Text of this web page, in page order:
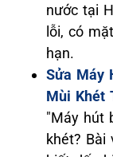
nước tại
lỗi, có
hạn.
Sửa Máy
Mùi Khét
"Máy hút
khét? Bài